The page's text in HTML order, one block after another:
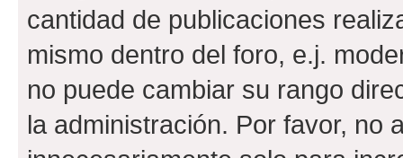
cantidad de publicaciones
mismo dentro del foro, e.j.
no puede cambiar su rango
la administración. Por favor, no